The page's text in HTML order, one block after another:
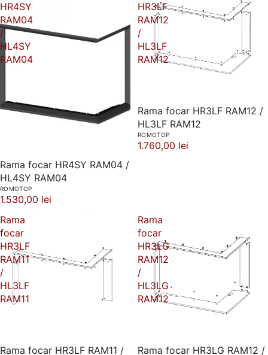
HR4SY
RAM04
/
HL4SY
RAM04
Rama focar HR4SY RAM04 /
HL4SY RAM04
ROMOTOP
1.530,00 lei
HR3LF
RAM12
/
HL3LF
RAM12
Rama focar HR3LF RAM12 /
HL3LF RAM12
ROMOTOP
1.760,00 lei
Rama
focar
HR3LF
RAM11
/
HL3LF
RAM11
Rama focar HR3LF RAM11 /
Rama
focar
HR3LG
RAM12
/
HL3LG
RAM12
Rama focar HR3LG RAM12 /